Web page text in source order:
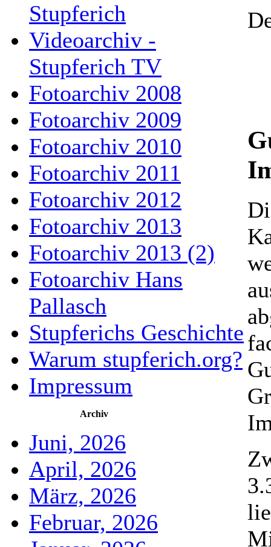
Stupferich
Videoarchiv -
Stupferich TV
Fotoarchiv 2008
Fotoarchiv 2009
Fotoarchiv 2010
Fotoarchiv 2011
Fotoarchiv 2012
Fotoarchiv 2013
Fotoarchiv 2013 (2)
Fotoarchiv Hans
Pallasch
Stupferichs Geschichte
Warum stupferich.org?
Impressum
Archiv
Juni, 2026
April, 2026
März, 2026
Februar, 2026